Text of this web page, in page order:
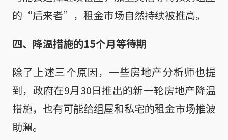
的“后来者”，租金市场自然持续被推高。
四、降温措施的15个月等待期
除了上述三个原因，一些房地产分析师也提
到，政府在9月30日推出的新一轮房地产降温
措施，也有可能给组屋和私宅的租金市场推波
助澜。